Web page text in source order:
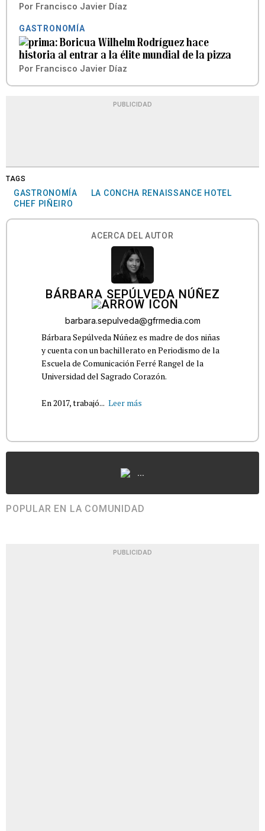
Por Francisco Javier Díaz
GASTRONOMÍA
Boricua Wilhelm Rodríguez hace
historia al entrar a la élite mundial de la pizza
Por Francisco Javier Díaz
PUBLICIDAD
TAGS
GASTRONOMÍA
LA CONCHA RENAISSANCE HOTEL
CHEF PIÑEIRO
ACERCA DEL AUTOR
BÁRBARA SEPÚLVEDA NÚÑEZ
barbara.sepulveda@gfrmedia.com
Bárbara Sepúlveda Núñez es madre de dos niñas
y cuenta con un bachillerato en Periodismo de la
Escuela de Comunicación Ferré Rangel de la
Universidad del Sagrado Corazón.
En 2017, trabajó... Leer más
...
POPULAR EN LA COMUNIDAD
PUBLICIDAD